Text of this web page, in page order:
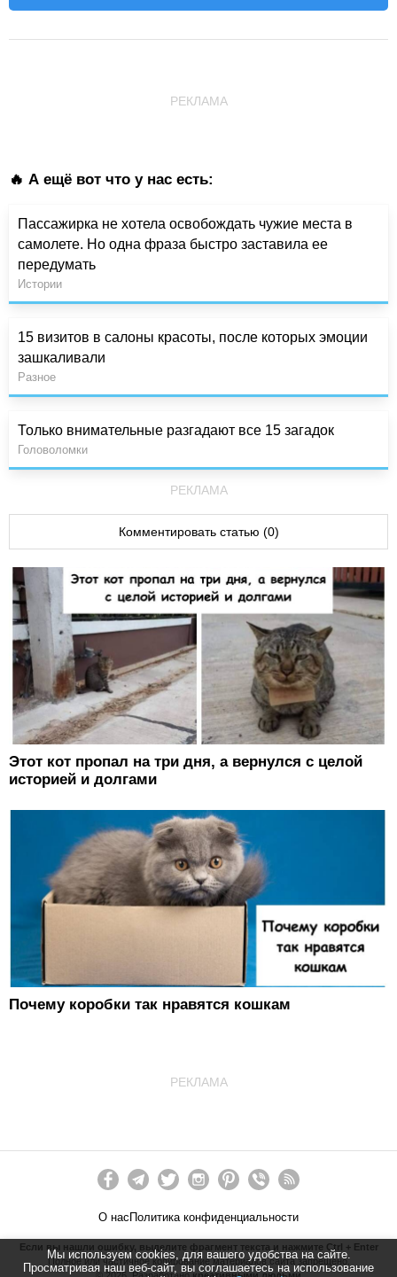
Мы используем cookies, для вашего удобства на сайте.
Просматривая наш веб-сайт, вы соглашаетесь на использование
РЕКЛАМА
🔥 А ещё вот что у нас есть:
Пассажирка не хотела освобождать чужие места в
самолете. Но одна фраза быстро заставила ее
передумать
Истории
15 визитов в салоны красоты, после которых эмоции
зашкаливали
Разное
Только внимательные разгадают все 15 загадок
Головоломки
РЕКЛАМА
Комментировать статью (0)
Этот кот пропал на три дня, а вернулся с целой
историей и долгами
Почему коробки так нравятся кошкам
РЕКЛАМА
О нас Политика конфиденциальности
Если вы нашли ошибку, выделите фрагмент текста и нажмите Ctrl + Enter
Полное или частичное копирование материалов сайта запрещено.